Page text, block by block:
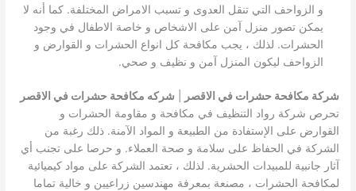
و الزواحف التي تنقل العدوى و تسبب الامراض المختلفة. كما أنه لا
يمكن تصور منزل آمن على الاشخاص و خاصة الاطفال في وجود
الحشرات. لذلك ، يجب مكافحة كل انواع الحشرات و القوارض و
الزواحف ليكون المنزل آمن و نظيف و صحي.
شركة مكافحة حشرات في الاقصر
شركه مكافحة حشرات في الاقصر
تحرص شركة رواد التنظيف في مكافحة و مقاومة الحشرات و
القوارض على الإستفادة من الطبيعة و المواد الآمنة. ذلك رغبة من
الشركة في الحفاظ على سلامة و صحة العملاء. و حرصا على تجنب أي
آثار جانبية للمبيدات الحشرية. لذلك ، تعتمد الشركة على مواد كيميائية
لمكافحة الحشرات ، مصنعة بمعرفة مهندسين زراعيين و خالية تماما